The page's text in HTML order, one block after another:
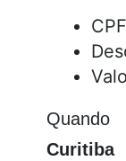
Quando
Curitiba